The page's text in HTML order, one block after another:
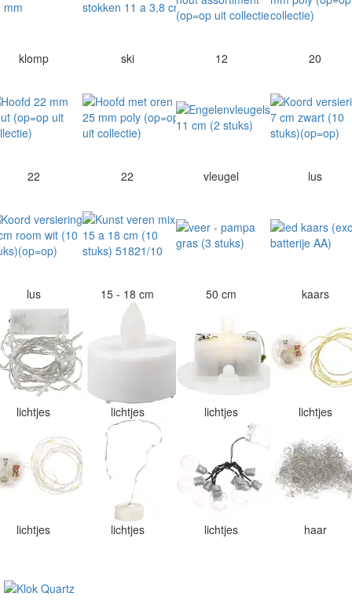
klomp ski 12 20
22 22 vleugel lus
lus 15 - 18 cm 50 cm kaars
lichtjes lichtjes lichtjes lichtjes
lichtjes lichtjes lichtjes haar